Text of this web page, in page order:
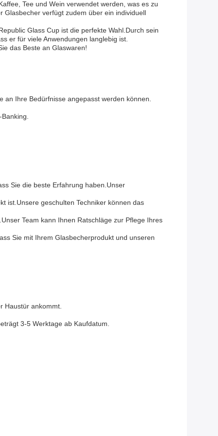
Tee und Wein verwendet werden, was es zu
Glasbecher verfügt zudem über ein individuell
Glass Cup ist die perfekte Wahl.Durch sein
er für viele Anwendungen langlebig ist.
das Beste an Glaswaren!
Ihre Bedürfnisse angepasst werden können.
Sie die beste Erfahrung haben.Unser
ist.Unsere geschulten Techniker können das
Team kann Ihnen Ratschläge zur Pflege Ihres
Sie mit Ihrem Glasbecherprodukt und unseren
Haustür ankommt.
3-5 Werktage ab Kaufdatum.